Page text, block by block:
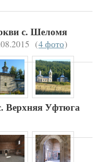
с. Шеломя
(4 фото)
Верхняя Уфтюга